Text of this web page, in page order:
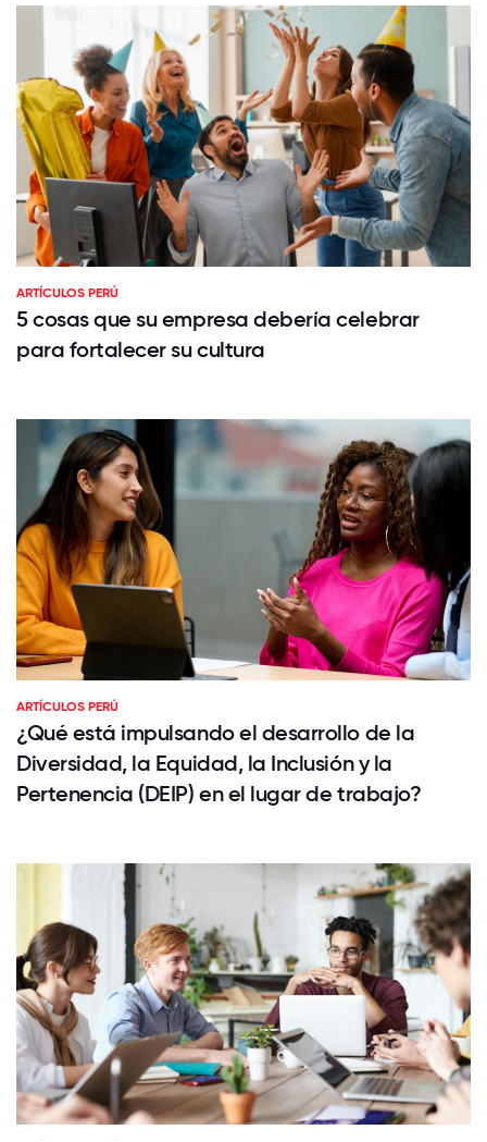
ARTÍCULOS PERÚ
5 cosas que su empresa debería celebrar
para fortalecer su cultura
ARTÍCULOS PERÚ
¿Qué está impulsando el desarrollo de la
Diversidad, la Equidad, la Inclusión y la
Pertenencia (DEIP) en el lugar de trabajo?